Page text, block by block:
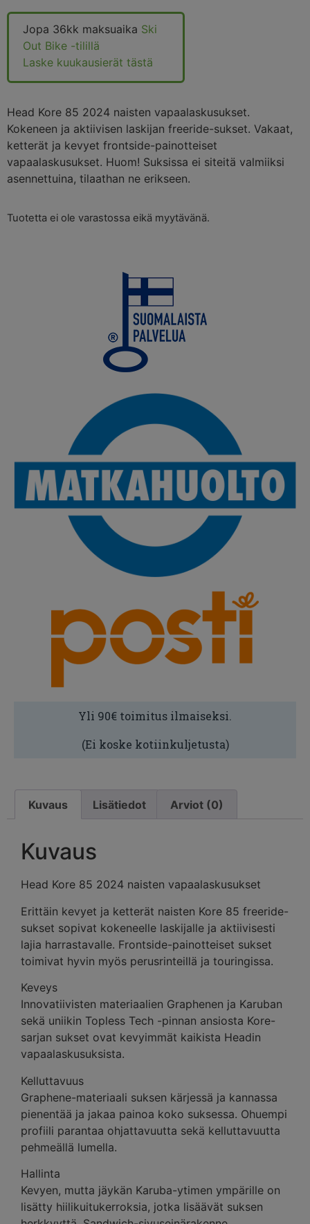
Jopa 36kk maksuaika Ski
Out Bike -tilillä
Laske kuukausierät tästä
Head Kore 85 2024 naisten vapaalaskusukset.
Kokeneen ja aktiivisen laskijan freeride-sukset. Vakaat,
ketterät ja kevyet frontside-painotteiset
vapaalaskusukset. Huom! Suksissa ei siteitä valmiiksi
asennettuina, tilaathan ne erikseen.
Tuotetta ei ole varastossa eikä myytävänä.
Yli 90€ toimitus ilmaiseksi.
(Ei koske kotiinkuljetusta)
Kuvaus Lisätiedot Arviot (0)
Kuvaus
Head Kore 85 2024 naisten vapaalaskusukset
Erittäin kevyet ja ketterät naisten Kore 85 freeride-
sukset sopivat kokeneelle laskijalle ja aktiivisesti
lajia harrastavalle. Frontside-painotteiset sukset
toimivat hyvin myös perusrinteillä ja touringissa.
Keveys
Innovatiivisten materiaalien Graphenen ja Karuban
sekä uniikin Topless Tech -pinnan ansiosta Kore-
sarjan sukset ovat kevyimmät kaikista Headin
vapaalaskusuksista.
Kelluttavuus
Graphene-materiaali suksen kärjessä ja kannassa
pienentää ja jakaa painoa koko suksessa. Ohuempi
profiili parantaa ohjattavuutta sekä kelluttavuutta
pehmeällä lumella.
Hallinta
Kevyen, mutta jäykän Karuba-ytimen ympärille on
lisätty hiilikuitukerroksia, jotka lisäävät suksen